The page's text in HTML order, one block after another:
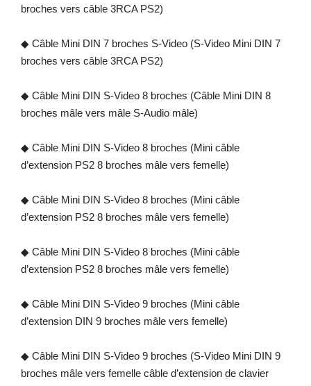
broches vers câble 3RCA PS2)
◆ Câble Mini DIN 7 broches S-Video (S-Video Mini DIN 7
broches vers câble 3RCA PS2)
◆ Câble Mini DIN S-Video 8 broches (Câble Mini DIN 8
broches mâle vers mâle S-Audio mâle)
◆ Câble Mini DIN S-Video 8 broches (Mini câble
d’extension PS2 8 broches mâle vers femelle)
◆ Câble Mini DIN S-Video 8 broches (Mini câble
d’extension PS2 8 broches mâle vers femelle)
◆ Câble Mini DIN S-Video 8 broches (Mini câble
d’extension PS2 8 broches mâle vers femelle)
◆ Câble Mini DIN S-Video 9 broches (Mini câble
d’extension DIN 9 broches mâle vers femelle)
◆ Câble Mini DIN S-Video 9 broches (S-Video Mini DIN 9
broches mâle vers femelle câble d’extension de clavier